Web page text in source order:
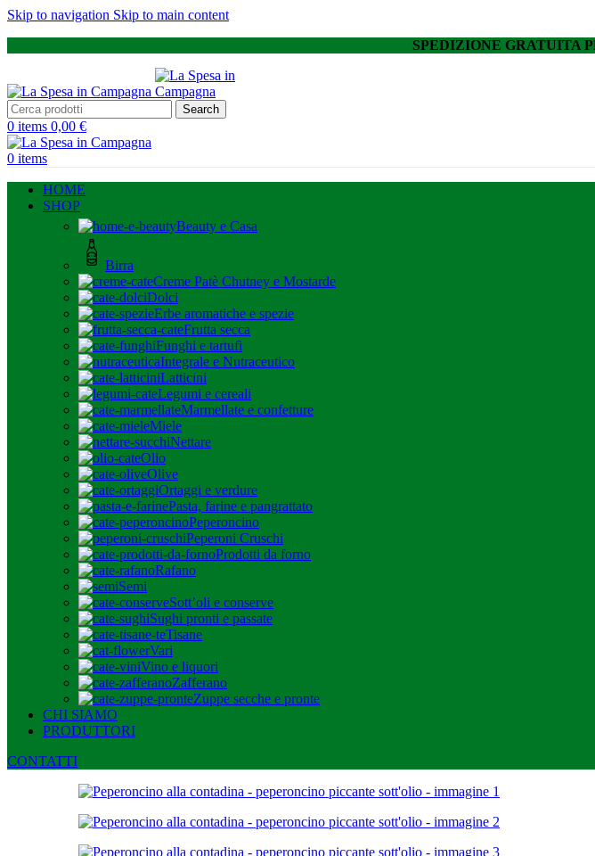
Skip to navigation Skip to main content
SPEDIZIONE GRATUITA
Search
0 items 0,00 €
0 items
HOME
SHOP
Beauty e Casa
Birra
Creme Patè Chutney e Mostarde
Dolci
Erbe aromatiche e spezie
Frutta secca
Funghi e tartufi
Integrale e Nutraceutico
Latticini
Legumi e cereali
Marmellate e confetture
Miele
Nettare
Olio
Olive
Ortaggi e verdure
Pasta, farine e pangrattato
Peperoncino
Peperoni Cruschi
Prodotti da forno
Rafano
Semi
Sott’oli e conserve
Sughi pronti e passate
Tisane
Vari
Vino e liquori
Zafferano
Zuppe secche e pronte
CHI SIAMO
PRODUTTORI
CONTATTI